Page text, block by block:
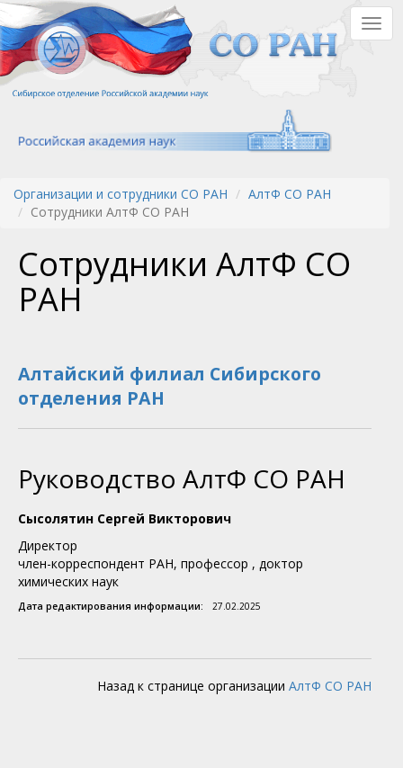
Перейти
к
основному
содержанию
Организации и сотрудники СО РАН
АлтФ СО РАН
Сотрудники АлтФ СО РАН
Сотрудники АлтФ СО
РАН
Алтайский филиал Сибирского
отделения РАН
Руководство АлтФ СО РАН
Сысолятин Сергей Викторович
Директор
член-корреспондент РАН, профессор , доктор
химических наук
Дата редактирования информации: 27.02.2025
Назад к странице организации АлтФ СО РАН